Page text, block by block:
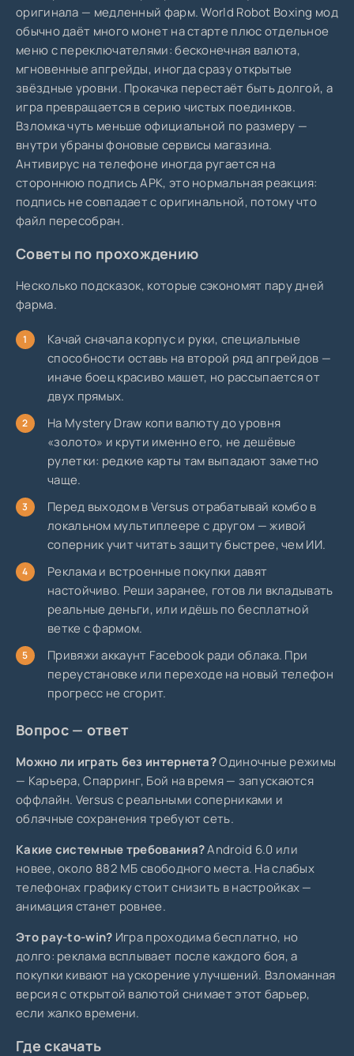
оригинала — медленный фарм. World Robot Boxing мод
обычно даёт много монет на старте плюс отдельное
меню с переключателями: бесконечная валюта,
мгновенные апгрейды, иногда сразу открытые
звёздные уровни. Прокачка перестаёт быть долгой, а
игра превращается в серию чистых поединков.
Взломка чуть меньше официальной по размеру —
внутри убраны фоновые сервисы магазина.
Антивирус на телефоне иногда ругается на
стороннюю подпись APK, это нормальная реакция:
подпись не совпадает с оригинальной, потому что
файл пересобран.
Советы по прохождению
Несколько подсказок, которые сэкономят пару дней
фарма.
Качай сначала корпус и руки, специальные
способности оставь на второй ряд апгрейдов —
иначе боец красиво машет, но рассыпается от
двух прямых.
На Mystery Draw копи валюту до уровня
«золото» и крути именно его, не дешёвые
рулетки: редкие карты там выпадают заметно
чаще.
Перед выходом в Versus отрабатывай комбо в
локальном мультиплеере с другом — живой
соперник учит читать защиту быстрее, чем ИИ.
Реклама и встроенные покупки давят
настойчиво. Реши заранее, готов ли вкладывать
реальные деньги, или идёшь по бесплатной
ветке с фармом.
Привяжи аккаунт Facebook ради облака. При
переустановке или переходе на новый телефон
прогресс не сгорит.
Вопрос — ответ
Можно ли играть без интернета?Одиночные режимы
— Карьера, Спарринг, Бой на время — запускаются
оффлайн. Versus с реальными соперниками и
облачные сохранения требуют сеть.
Какие системные требования?Android 6.0 или
новее, около 882 МБ свободного места. На слабых
телефонах графику стоит снизить в настройках —
анимация станет ровнее.
Это pay-to-win? Игра проходима бесплатно, но
долго: реклама всплывает после каждого боя, а
покупки кивают на ускорение улучшений. Взломанная
версия с открытой валютой снимает этот барьер,
если жалко времени.
Где скачать